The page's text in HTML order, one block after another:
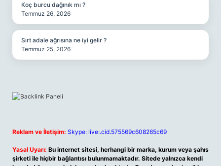
Koç burcu dağınık mı ?
Temmuz 26, 2026
Sırt adale ağrısına ne iyi gelir ?
Temmuz 25, 2026
Reklam ve İletişim: Skype: live:.cid.575569c608265c69
Yasal Uyarı: Bu internet sitesi, herhangi bir marka, kurum veya şahıs
şirketi ile hiçbir bağlantısı bulunmamaktadır. Sitede yalnızca kendi